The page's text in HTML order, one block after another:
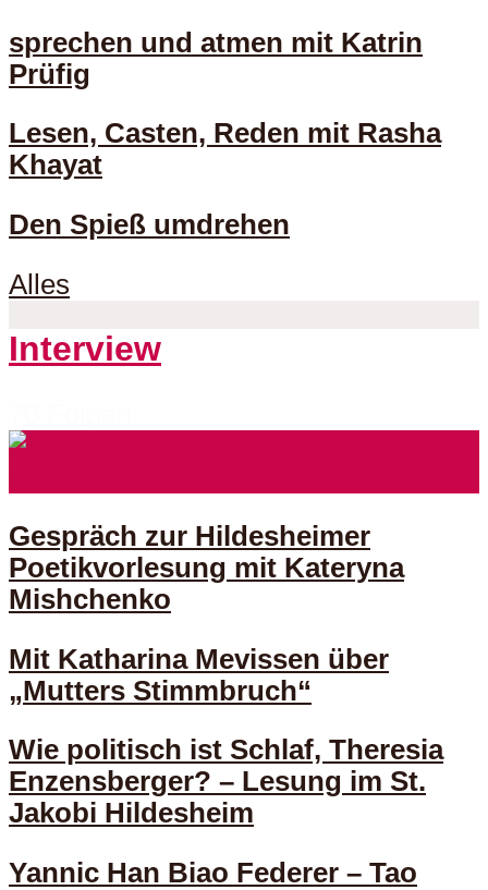
sprechen und atmen mit Katrin
Prüfig
Lesen, Casten, Reden mit Rasha
Khayat
Den Spieß umdrehen
Alles
Interview
Gespräch zur Hildesheimer
Poetikvorlesung mit Kateryna
Mishchenko
Mit Katharina Mevissen über
„Mutters Stimmbruch“
Wie politisch ist Schlaf, Theresia
Enzensberger? – Lesung im St.
Jakobi Hildesheim
Yannic Han Biao Federer – Tao